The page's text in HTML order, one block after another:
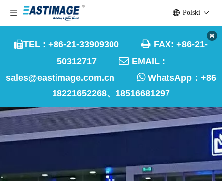
TEL : +86-21-33909300  FAX: +86-21-
50312717  EMAIL :
sales@eastimage.com.cn
WhatsApp： +86
18221652268、18516681297
Polski